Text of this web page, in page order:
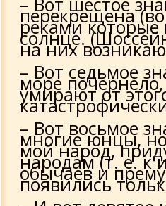
перекрещена
реками
солнце.
на них
– Вот седьмое
море
умирают от
– Вот восьмое
многие юнцы,
мой народ,
народам (т. е. к
обычаев и
появились